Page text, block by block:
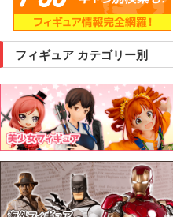
フィギュア カテゴリー別